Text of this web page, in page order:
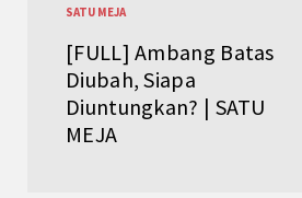
SATU MEJA
[FULL] Ambang Batas
Diubah, Siapa
Diuntungkan? | SATU
MEJA